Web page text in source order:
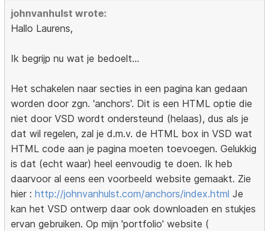
johnvanhulst wrote:
Hallo Laurens,
Ik begrijp nu wat je bedoelt...
Het schakelen naar secties in een pagina kan gedaan
worden door zgn. 'anchors'. Dit is een HTML optie die
niet door VSD wordt ondersteund (helaas), dus als je
dat wil regelen, zal je d.m.v. de HTML box in VSD wat
HTML code aan je pagina moeten toevoegen. Gelukkig
is dat (echt waar) heel eenvoudig te doen. Ik heb
daarvoor al eens een voorbeeld website gemaakt. Zie
hier :http://johnvanhulst.com/anchors/index.html Je
kan het VSD ontwerp daar ook downloaden en stukjes
ervan gebruiken. Op mijn 'portfolio' website (